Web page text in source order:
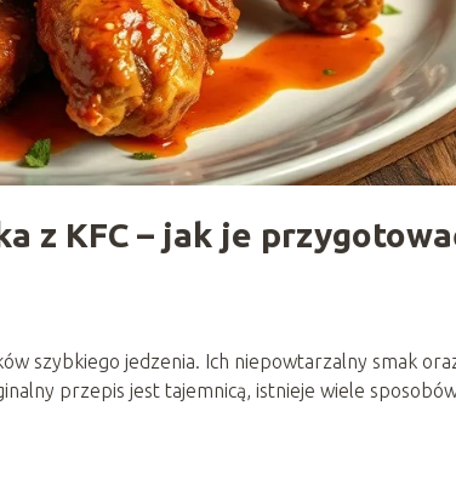
z KFC – jak je
szybkiego jedzenia. Ich niepowtarzalny smak
przepis jest tajemnicą, istnieje wiele